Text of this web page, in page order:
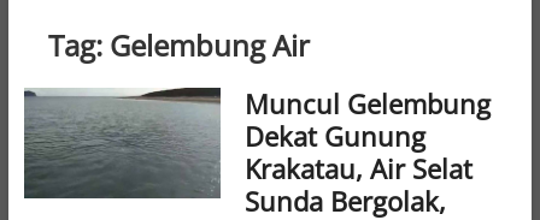
Tag: Gelembung Air
Muncul Gelembung
Dekat Gunung
Krakatau, Air Selat
Sunda Bergolak,